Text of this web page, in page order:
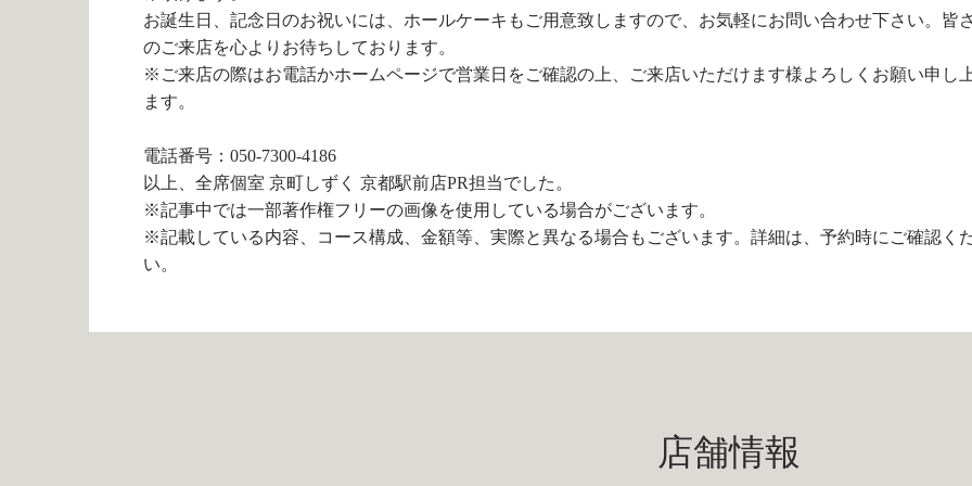
お誕生日、記念日のお祝いには、ホールケーキもご用意致しますので、お気軽にお問い合わせ下さい。皆
のご来店を心よりお待ちしております。
※ご来店の際はお電話かホームページで営業日をご確認の上、ご来店いただけます様よろしくお願い申し
ます。
電話番号：050-7300-4186
以上、全席個室 京町しずく 京都駅前店PR担当でした。
※記事中では一部著作権フリーの画像を使用している場合がございます。
※記載している内容、コース構成、金額等、実際と異なる場合もございます。詳細は、予約時にご確認く
い。
店舗情報